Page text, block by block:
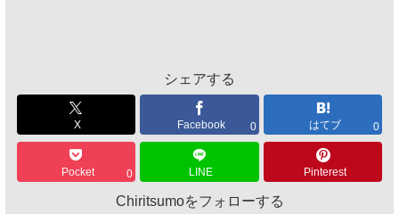
シェアする
X Facebook 0 はてブ 0
Pocket 0 LINE Pinterest
Chiritsumoをフォローする